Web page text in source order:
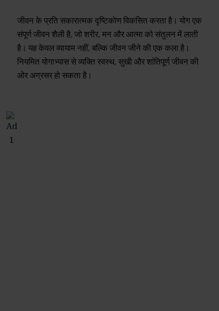
जीवन के प्रति सकारात्मक दृष्टिकोण विकसित करता है। योग एक
संपूर्ण जीवन शैली है, जो शरीर, मन और आत्मा को संतुलन में लाती
है। यह केवल व्यायाम नहीं, बल्कि जीवन जीने की एक कला है।
नियमित योगाभ्यास से व्यक्ति स्वस्थ, सुखी और शांतिपूर्ण जीवन की
ओर अग्रसर हो सकता है।